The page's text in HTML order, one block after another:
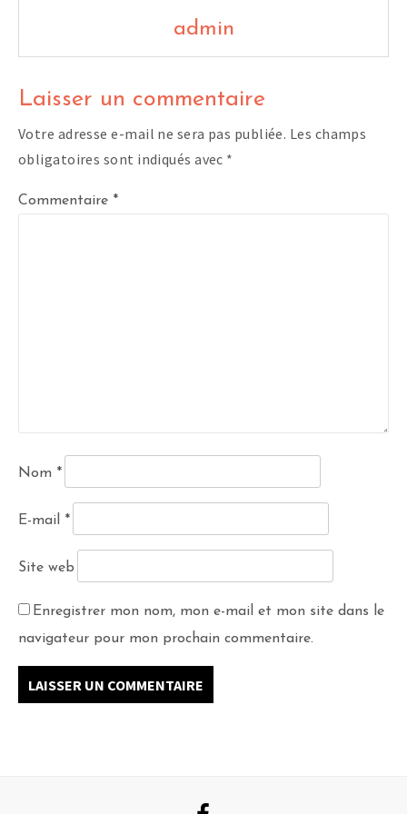
admin
Laisser un commentaire
Votre adresse e-mail ne sera pas publiée. Les champs
obligatoires sont indiqués avec *
Commentaire *
Nom *
E-mail *
Site web
Enregistrer mon nom, mon e-mail et mon site dans le
navigateur pour mon prochain commentaire.